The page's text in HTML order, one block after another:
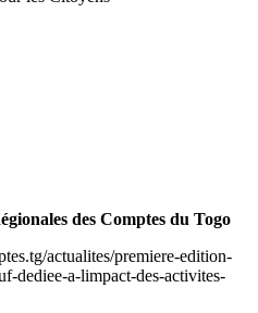
des Comptes du Togo
actualites/premiere-edition-
dediee-a-limpact-des-activites-